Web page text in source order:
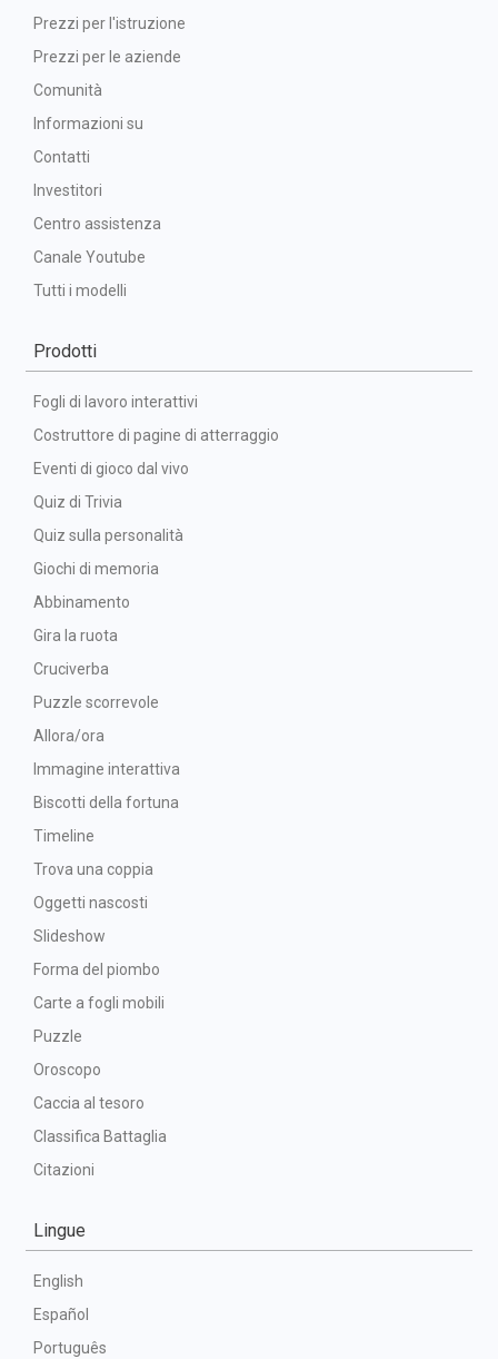
Prezzi per l'istruzione
Prezzi per le aziende
Comunità
Informazioni su
Contatti
Investitori
Centro assistenza
Canale Youtube
Tutti i modelli
Prodotti
Fogli di lavoro interattivi
Costruttore di pagine di atterraggio
Eventi di gioco dal vivo
Quiz di Trivia
Quiz sulla personalità
Giochi di memoria
Abbinamento
Gira la ruota
Cruciverba
Puzzle scorrevole
Allora/ora
Immagine interattiva
Biscotti della fortuna
Timeline
Trova una coppia
Oggetti nascosti
Slideshow
Forma del piombo
Carte a fogli mobili
Puzzle
Oroscopo
Caccia al tesoro
Classifica Battaglia
Citazioni
Lingue
English
Español
Português